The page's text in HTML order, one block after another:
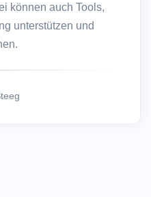
können auch Tools,
unterstützen und